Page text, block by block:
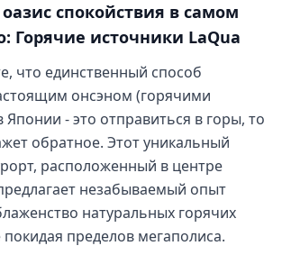
спокойствия в самом
Горячие источники LaQua
что единственный способ
онсэном (горячими
Японии - это отправиться в горы, то
обратное. Этот уникальный
расположенный в центре
незабываемый опыт
натуральных горячих
пределов мегаполиса.